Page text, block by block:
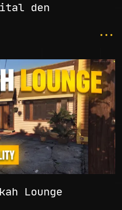
den
...
Lounge